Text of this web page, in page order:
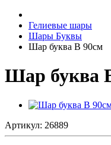
Гелиевые шары
Шары Буквы
Шар буква В 90см
Шар буква
Артикул: 26889